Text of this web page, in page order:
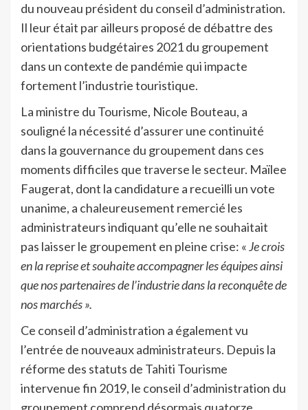
du nouveau président du conseil d’administration.
Il leur était par ailleurs proposé de débattre des
orientations budgétaires 2021 du groupement
dans un contexte de pandémie qui impacte
fortement l’industrie touristique.
La ministre du Tourisme, Nicole Bouteau, a
souligné la nécessité d’assurer une continuité
dans la gouvernance du groupement dans ces
moments difficiles que traverse le secteur. Maïlee
Faugerat, dont la candidature a recueilli un vote
unanime, a chaleureusement remercié les
administrateurs indiquant qu’elle ne souhaitait
pas laisser le groupement en pleine crise: «Je crois
en la reprise et souhaite accompagner les équipes ainsi
que nos partenaires de l’industrie dans la reconquête de
nos marchés ».
Ce conseil d’administration a également vu
l’entrée de nouveaux administrateurs. Depuis la
réforme des statuts de Tahiti Tourisme
intervenue fin 2019, le conseil d’administration du